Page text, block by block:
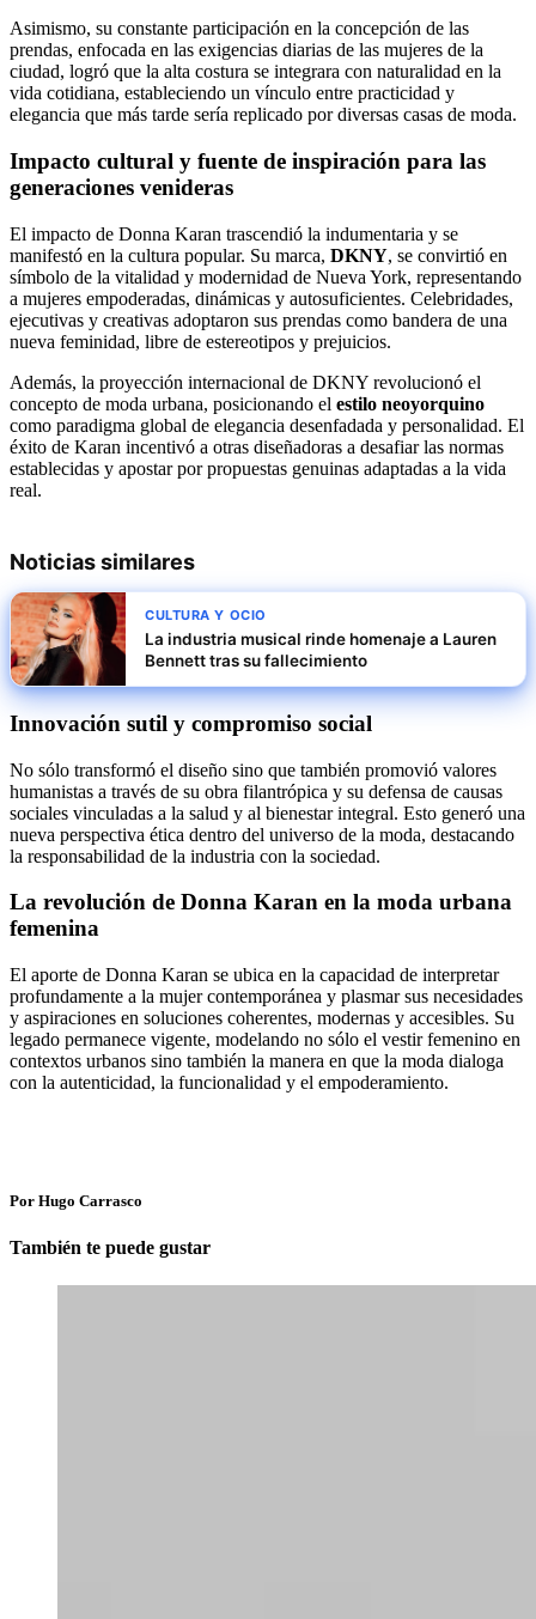
Asimismo, su constante participación en la concepción de las
prendas, enfocada en las exigencias diarias de las mujeres de la
ciudad, logró que la alta costura se integrara con naturalidad en la
vida cotidiana, estableciendo un vínculo entre practicidad y
elegancia que más tarde sería replicado por diversas casas de moda.
Impacto cultural y fuente de inspiración para las
generaciones venideras
El impacto de Donna Karan trascendió la indumentaria y se
manifestó en la cultura popular. Su marca, DKNY, se convirtió en
símbolo de la vitalidad y modernidad de Nueva York, representando
a mujeres empoderadas, dinámicas y autosuficientes. Celebridades,
ejecutivas y creativas adoptaron sus prendas como bandera de una
nueva feminidad, libre de estereotipos y prejuicios.
Además, la proyección internacional de DKNY revolucionó el
concepto de moda urbana, posicionando el estilo neoyorquino
como paradigma global de elegancia desenfadada y personalidad. El
éxito de Karan incentivó a otras diseñadoras a desafiar las normas
establecidas y apostar por propuestas genuinas adaptadas a la vida
real.
Noticias similares
CULTURA Y OCIO
La industria musical rinde homenaje a Lauren
Bennett tras su fallecimiento
Innovación sutil y compromiso social
No sólo transformó el diseño sino que también promovió valores
humanistas a través de su obra filantrópica y su defensa de causas
sociales vinculadas a la salud y al bienestar integral. Esto generó una
nueva perspectiva ética dentro del universo de la moda, destacando
la responsabilidad de la industria con la sociedad.
La revolución de Donna Karan en la moda urbana
femenina
El aporte de Donna Karan se ubica en la capacidad de interpretar
profundamente a la mujer contemporánea y plasmar sus necesidades
y aspiraciones en soluciones coherentes, modernas y accesibles. Su
legado permanece vigente, modelando no sólo el vestir femenino en
contextos urbanos sino también la manera en que la moda dialoga
con la autenticidad, la funcionalidad y el empoderamiento.
Por Hugo Carrasco
También te puede gustar